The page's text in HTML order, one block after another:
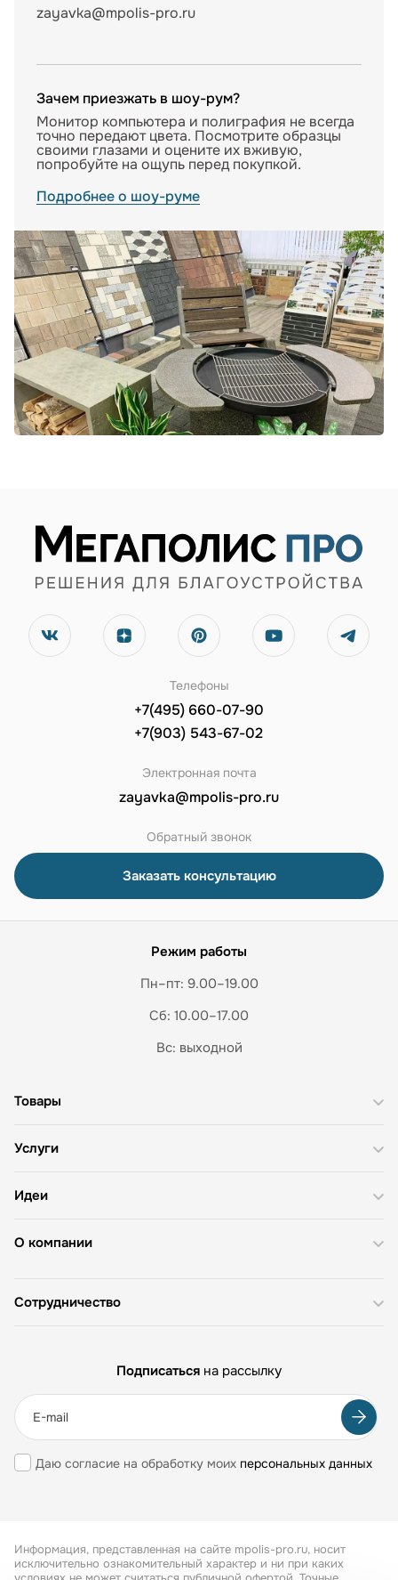
zayavka@mpolis-pro.ru
Зачем приезжать в шоу-рум?
Монитор компьютера и полиграфия не всегда
точно передают цвета. Посмотрите образцы
своими глазами и оцените их вживую,
попробуйте на ощупь перед покупкой.
Подробнее о шоу-руме
Телефоны
+7(495) 660-07-90
+7(903) 543-67-02
Электронная почта
zayavka@mpolis-pro.ru
Обратный звонок
Заказать консультацию
Режим работы
Пн–пт: 9.00–19.00
Сб: 10.00–17.00
Вс: выходной
О компании
Товары
Услуги
Идеи
Сотрудничество
Подписаться на рассылку
Даю согласие на обработку моих персональных данных
Информация, представленная на сайте mpolis-pro.ru, носит
исключительно ознакомительный характер и ни при каких